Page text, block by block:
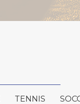
TENNIS